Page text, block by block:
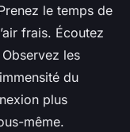
le temps de
frais. Écoutez
les
du
plus
même.